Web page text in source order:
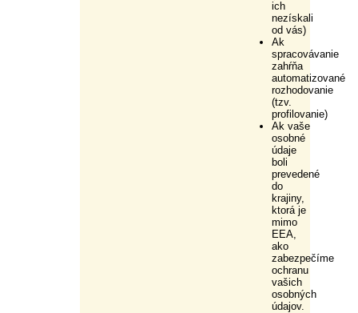
ich
nezískali
od vás)
Ak
spracovávanie
zahŕňa
automatizované
rozhodovanie
(tzv.
profilovanie)
Ak vaše
osobné
údaje
boli
prevedené
do
krajiny,
ktorá je
mimo
EEA,
ako
zabezpečíme
ochranu
vašich
osobných
údajov.